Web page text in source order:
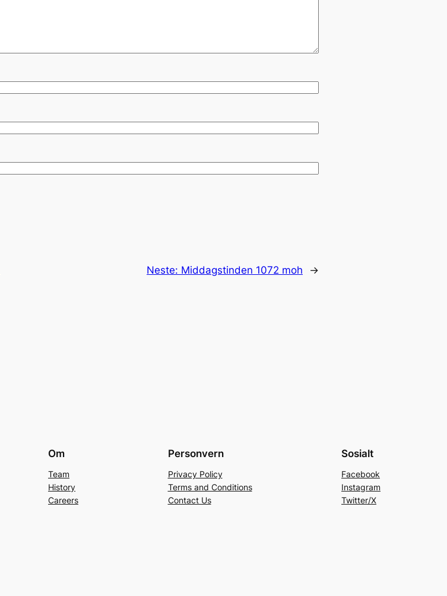
Neste: Middagstinden 1072 moh →
Om
Team
History
Careers
Personvern
Privacy Policy
Terms and Conditions
Contact Us
Sosialt
Facebook
Instagram
Twitter/X